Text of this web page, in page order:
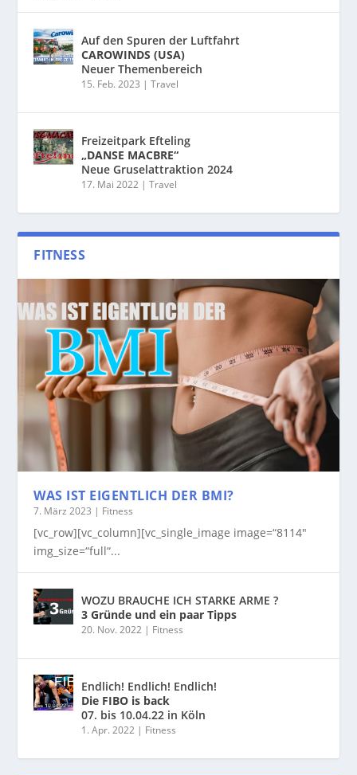
Auf den Spuren der Luftfahrt
CAROWINDS (USA)
Neuer Themenbereich
15. Feb. 2023 |Travel
Freizeitpark Efteling
„DANSE MACBRE“
Neue Gruselattraktion 2024
17. Mai 2022 |Travel
FITNESS
WAS IST EIGENTLICH DER BMI?
7. März 2023 | Fitness
[vc_row][vc_column][vc_single_image image=“8114″
img_size=“full“...
WOZU BRAUCHE ICH STARKE ARME ?
3 Gründe und ein paar Tipps
20. Nov. 2022 | Fitness
Endlich! Endlich! Endlich!
Die FIBO is back
07. bis 10.04.22 in Köln
1. Apr. 2022 | Fitness